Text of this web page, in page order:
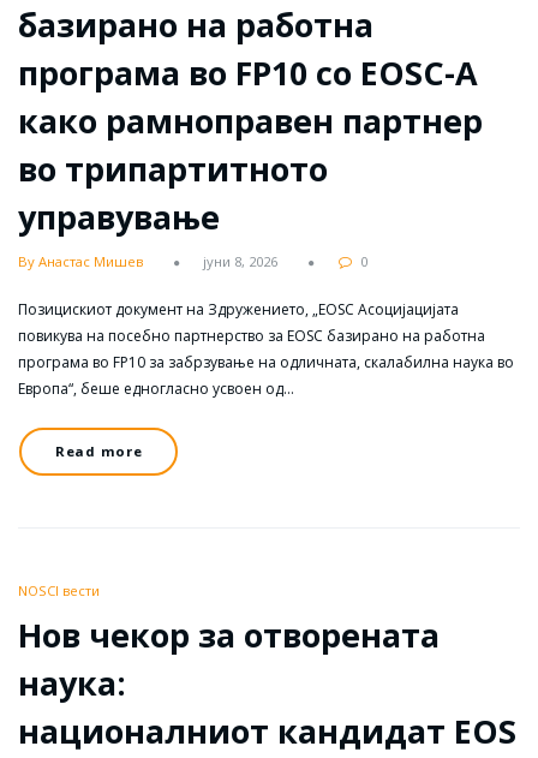
базирано на работна
програма во FP10 со EOSC-A
како рамноправен партнер
во трипартитното
управување
By Анастас Мишев јуни 8, 2026 0
Позицискиот документ на Здружението, „EOSC Асоцијацијата
повикува на посебно партнерство за EOSC базирано на работна
програма во FP10 за забрзување на одличната, скалабилна наука во
Европа“, беше едногласно усвоен од…
Read more
NOSCI вести
Нов чекор за отворената
наука:
националниот кандидат EOS